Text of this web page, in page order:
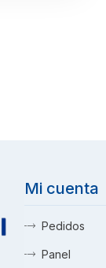
Mi cuenta
Pedidos
Panel